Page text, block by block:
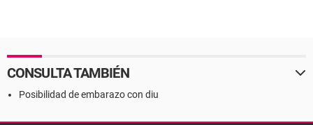
CONSULTA TAMBIÉN
Posibilidad de embarazo con diu